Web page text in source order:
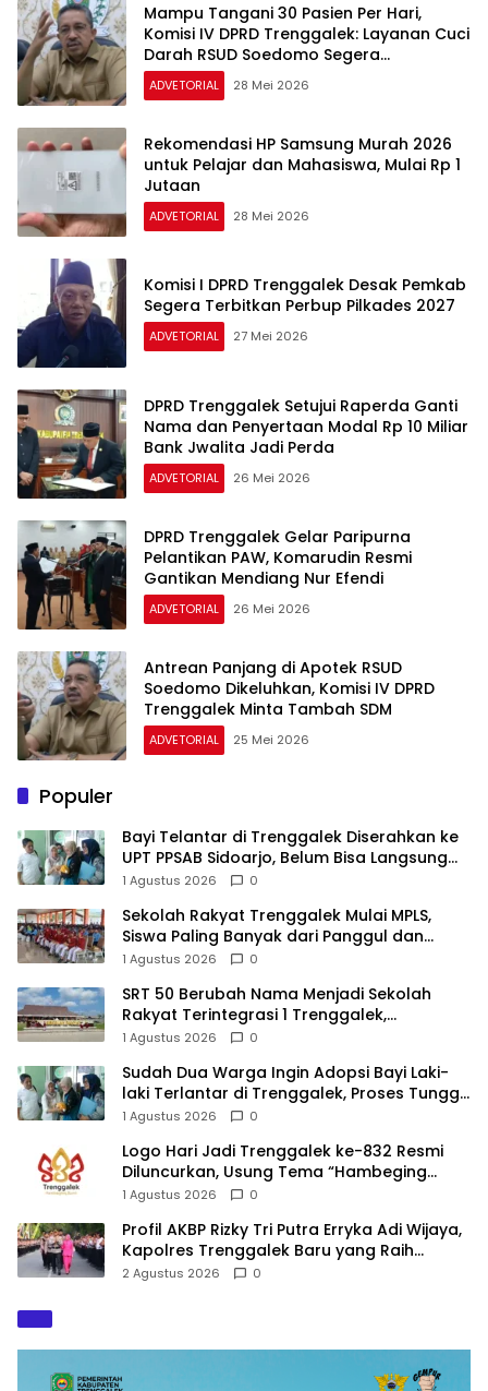
Mampu Tangani 30 Pasien Per Hari,
Komisi IV DPRD Trenggalek: Layanan Cuci
Darah RSUD Soedomo Segera
Beroperasi
ADVETORIAL 28 Mei 2026
Rekomendasi HP Samsung Murah 2026
untuk Pelajar dan Mahasiswa, Mulai Rp 1
Jutaan
ADVETORIAL 28 Mei 2026
Komisi I DPRD Trenggalek Desak Pemkab
Segera Terbitkan Perbup Pilkades 2027
ADVETORIAL 27 Mei 2026
DPRD Trenggalek Setujui Raperda Ganti
Nama dan Penyertaan Modal Rp 10 Miliar
Bank Jwalita Jadi Perda
ADVETORIAL 26 Mei 2026
DPRD Trenggalek Gelar Paripurna
Pelantikan PAW, Komarudin Resmi
Gantikan Mendiang Nur Efendi
ADVETORIAL 26 Mei 2026
Antrean Panjang di Apotek RSUD
Soedomo Dikeluhkan, Komisi IV DPRD
Trenggalek Minta Tambah SDM
ADVETORIAL 25 Mei 2026
Populer
Bayi Telantar di Trenggalek Diserahkan ke
UPT PPSAB Sidoarjo, Belum Bisa Langsung
Diadopsi
1 Agustus 2026 0
Sekolah Rakyat Trenggalek Mulai MPLS,
Siswa Paling Banyak dari Panggul dan
Gandusari
1 Agustus 2026 0
SRT 50 Berubah Nama Menjadi Sekolah
Rakyat Terintegrasi 1 Trenggalek,
Nomenklatur Berubah
1 Agustus 2026 0
Sudah Dua Warga Ingin Adopsi Bayi Laki-
laki Terlantar di Trenggalek, Proses Tunggu
Hasil Penyelidikan
1 Agustus 2026 0
Logo Hari Jadi Trenggalek ke-832 Resmi
Diluncurkan, Usung Tema “Hambeging
Bumi” Gaungkan Harmoni dengan Alam
1 Agustus 2026 0
Profil AKBP Rizky Tri Putra Erryka Adi Wijaya,
Kapolres Trenggalek Baru yang Raih
Hattrick Pin Emas Kapolri
2 Agustus 2026 0